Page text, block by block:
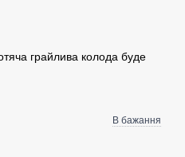
грайлива колода буде
В бажання